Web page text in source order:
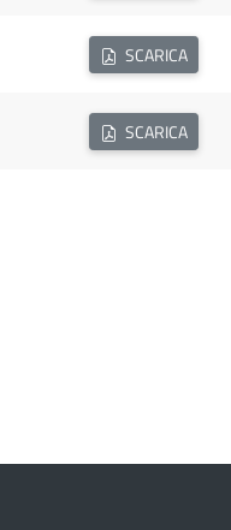
SCARICA
SCARICA